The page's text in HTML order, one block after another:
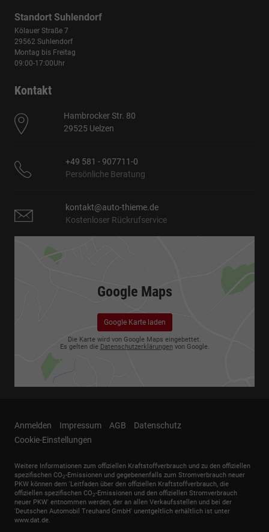
Standort Suhlendorf
Kölauer Straße 7
29562 Suhlendorf
Montag bis Freitag
09:00-17:00Uhr
Kontakt
Hambrocker Str. 80
29525 Uelzen
+49 581 - 907711-0
Persönliche Beratung
kontakt@auto-thieme.de
Kostenloser Rückrufservice
Google Maps
Google Karte laden
Die Karte wird von Google Maps eingebettet.
Es gelten die Datenschutzerklärungen von Google.
Anmelden Impressum AGB
Datenschutz
Cookie-Einstellungen
Weitere Informationen zum offiziellen Kraftstoffverbrauch und zu den offiziellen
spezifischen CO2-Emissionen und gegebenenfalls zum Stromverbrauch neuer
PKW können dem 'Leitfaden über den offiziellen Kraftstoffverbrauch, die
offiziellen spezifischen CO2-Emissionen und den offiziellen Stromverbrauch
neuer PKW' entnommen werden, der an allen Verkaufsstellen und bei der
'Deutschen Automobil Treuhand GmbH' unentgeltlich erhältlich ist unter
www.dat.de.